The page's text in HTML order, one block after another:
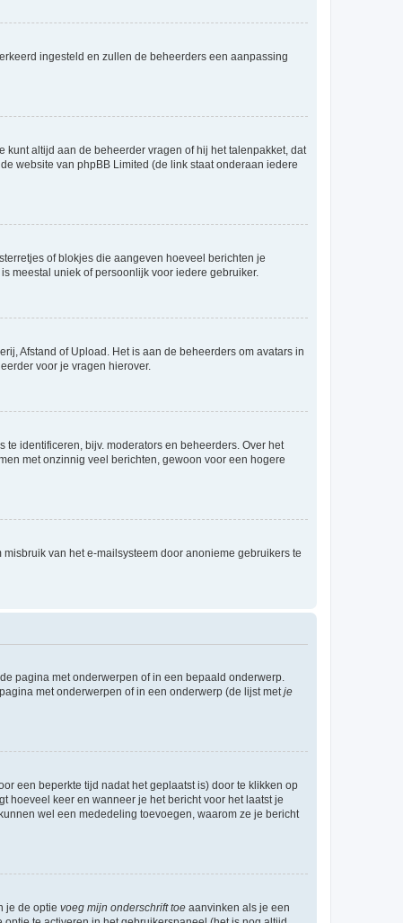
ingesteld en zullen de beheerders een aanpassing
altijd aan de beheerder vragen of hij het talenpakket, dat
website van phpBB Limited (de link staat onderaan iedere
of blokjes die aangeven hoeveel berichten je
meestal uniek of persoonlijk voor iedere gebruiker.
Afstand of Upload. Het is aan de beheerders om avatars in
voor je vragen hierover.
identificeren, bijv. moderators en beheerders. Over het
met onzinnig veel berichten, gewoon voor een hogere
van het e-mailsysteem door anonieme gebruikers te
pagina met onderwerpen of in een bepaald onderwerp.
met onderwerpen of in een onderwerp (de lijst met je
een beperkte tijd nadat het geplaatst is) door te klikken op
hoeveel keer en wanneer je het bericht voor het laatst je
wel een mededeling toevoegen, waarom ze je bericht
je de optie voeg mijn onderschrift toe aanvinken als je een